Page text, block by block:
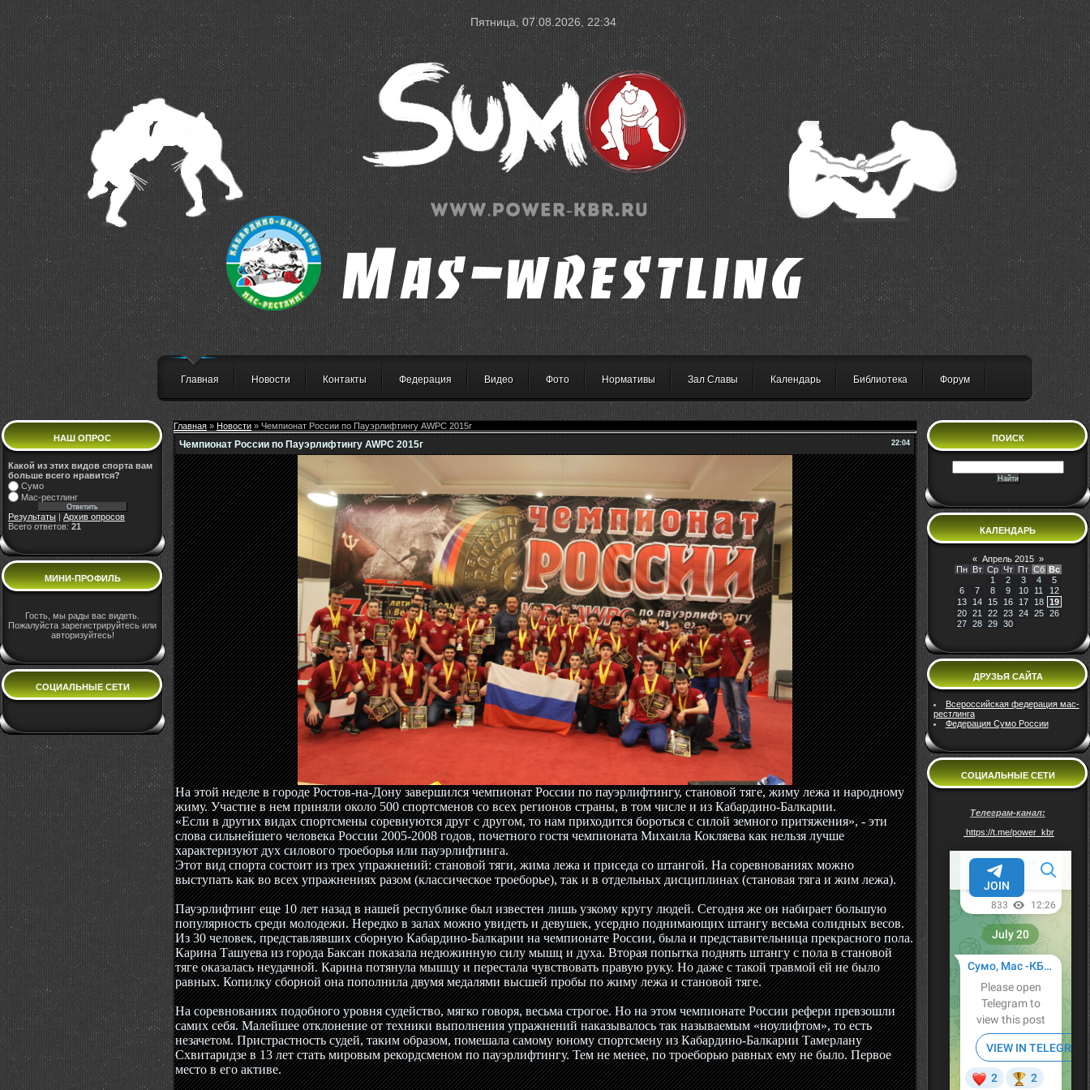
Пятница, 07.08.2026, 22:34
Главная Новости Контакты Федерация Видео Фото Нормативы Зал Славы Календарь Библиотека Форум
НАШ ОПРОС
Какой из этих видов спорта вам
больше всего нравится?
Сумо
Мас-рестлинг
Результаты
Архив опросов
Всего ответов: 21
МИНИ-ПРОФИЛЬ
Гость, мы рады вас видеть.
Пожалуйста зарегистрируйтесь или
авторизуйтесь!
СОЦИАЛЬНЫЕ СЕТИ
Главная » Новости » Чемпионат России по Пауэрлифтингу AWPC 2015г
22:04
Чемпионат России по Пауэрлифтингу AWPC 2015г
На этой неделе в городе Ростов-на-Дону завершился чемпионат России по пауэрлифтингу, становой тяге, жиму лежа и народному
жиму. Участие в нем приняли около 500 спортсменов со всех регионов страны, в том числе и из Кабардино-Балкарии.
«Если в других видах спортсмены соревнуются друг с другом, то нам приходится бороться с силой земного притяжения», - эти
слова сильнейшего человека России 2005-2008 годов, почетного гостя чемпионата Михаила Кокляева как нельзя лучше
характеризуют дух силового троеборья или пауэрлифтинга.
Этот вид спорта состоит из трех упражнений: становой тяги, жима лежа и приседа со штангой. На соревнованиях можно
выступать как во всех упражнениях разом (классическое троеборье), так и в отдельных дисциплинах (становая тяга и жим лежа).
Пауэрлифтинг еще 10 лет назад в нашей республике был известен лишь узкому кругу людей. Сегодня же он набирает большую
популярность среди молодежи. Нередко в залах можно увидеть и девушек, усердно поднимающих штангу весьма солидных весов.
Из 30 человек, представлявших сборную Кабардино-Балкарии на чемпионате России, была и представительница прекрасного пола.
Карина Ташуева из города Баксан показала недюжинную силу мышц и духа. Вторая попытка поднять штангу с пола в становой
тяге оказалась неудачной. Карина потянула мышцу и перестала чувствовать правую руку. Но даже с такой травмой ей не было
равных. Копилку сборной она пополнила двумя медалями высшей пробы по жиму лежа и становой тяге.
На соревнованиях подобного уровня судейство, мягко говоря, весьма строгое. Но на этом чемпионате России рефери превзошли
самих себя. Малейшее отклонение от техники выполнения упражнений наказывалось так называемым «ноулифтом», то есть
незачетом. Пристрастность судей, таким образом, помешала самому юному спортсмену из Кабардино-Балкарии Тамерлану
Схвитаридзе в 13 лет стать мировым рекордсменом по пауэрлифтингу. Тем не менее, по троеборью равных ему не было. Первое
место в его активе.
ПОИСК
КАЛЕНДАРЬ
« Апрель 2015 »
Пн
Вт Ср Чт Пт Сб Вс
1
2 3 4
5
6
7 8 9 10 11
12
13
14 15 16 17 18
19
20
21 22 23 24 25
26
27
28 29 30
ДРУЗЬЯ САЙТА
Всероссийская федерация мас-
рестлинга
Федерация Сумо России
СОЦИАЛЬНЫЕ СЕТИ
Телеграм-канал:
https://t.me/power_kbr